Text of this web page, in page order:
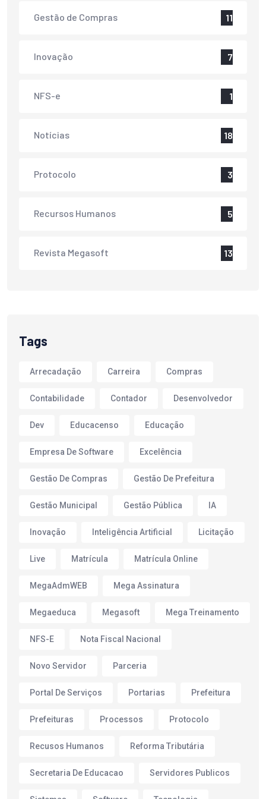
Gestão de Compras 11
Inovação 7
NFS-e 1
Notícias 18
Protocolo 3
Recursos Humanos 5
Revista Megasoft 13
Tags
Arrecadação Carreira Compras
Contabilidade Contador Desenvolvedor
Dev Educacenso Educação
Empresa De Software Excelência
Gestão De Compras Gestão De Prefeitura
Gestão Municipal Gestão Pública IA
Inovação Inteligência Artificial Licitação
Live Matrícula Matrícula Online
MegaAdmWEB Mega Assinatura
Megaeduca Megasoft Mega Treinamento
NFS-E Nota Fiscal Nacional
Novo Servidor Parceria
Portal De Serviços Portarias Prefeitura
Prefeituras Processos Protocolo
Recusos Humanos Reforma Tributária
Secretaria De Educacao Servidores Publicos